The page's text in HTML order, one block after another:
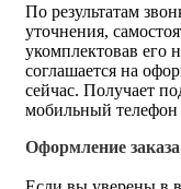
По результатам
уточнения,
укомплектовав его
соглашается на
сейчас. Получает
мобильный телефон
Оформление